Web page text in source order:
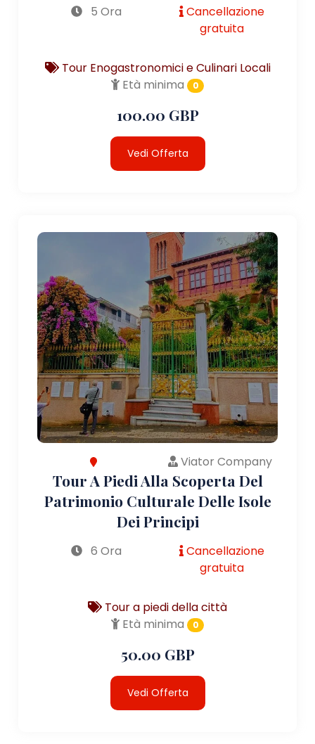
5 Ora
Cancellazione
gratuita
Tour Enogastronomici e Culinari Locali
Età minima
0
100.00 GBP
Vedi Offerta
Viator Company
Tour A Piedi Alla Scoperta Del
Patrimonio Culturale Delle Isole
Dei Principi
6 Ora
Cancellazione
gratuita
Tour a piedi della città
Età minima
0
50.00 GBP
Vedi Offerta